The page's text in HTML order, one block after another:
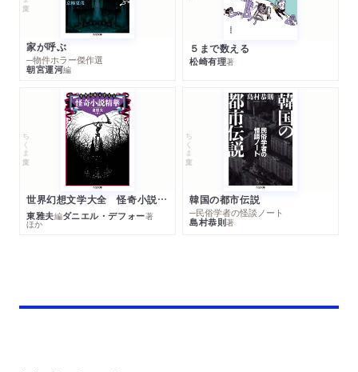
家が呼ぶ
─物件ホラー傑作選
朝宮運河編
５まで数える
松崎有理著
ちくま文庫
世界幻想文学大全 怪奇小説精華
東雅夫編ダニエル・デフォー著
ほか
ちくま文庫
韓国の都市伝説
─民俗学者の怪談ノート
島村恭則著